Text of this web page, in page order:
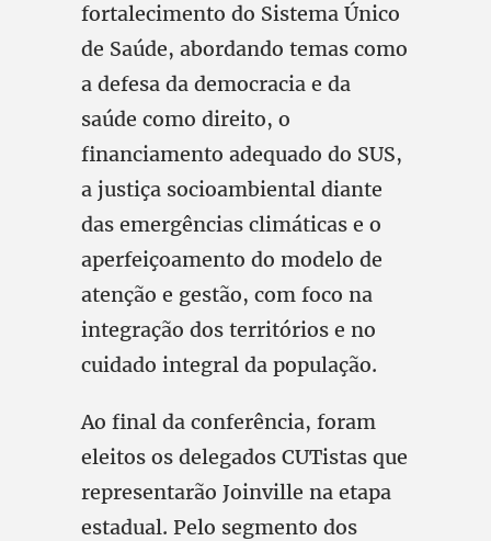
fortalecimento do Sistema Único
de Saúde, abordando temas como
a defesa da democracia e da
saúde como direito, o
financiamento adequado do SUS,
a justiça socioambiental diante
das emergências climáticas e o
aperfeiçoamento do modelo de
atenção e gestão, com foco na
integração dos territórios e no
cuidado integral da população.
Ao final da conferência, foram
eleitos os delegados CUTistas que
representarão Joinville na etapa
estadual. Pelo segmento dos